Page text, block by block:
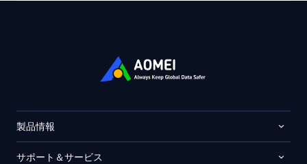
製品情報
サポート＆サービス